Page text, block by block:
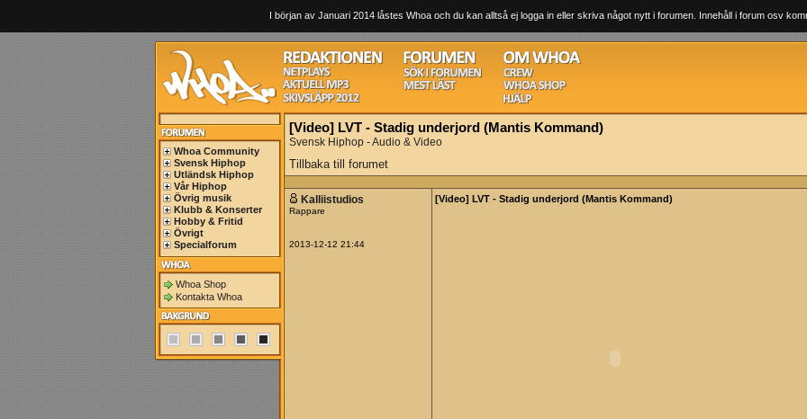
I början av Januari 2014 låstes Whoa och du kan alltså ej logga in eller skriva något nytt i forumen. Innehåll i forum osv
Whoa Community
Svensk Hiphop
Utländsk Hiphop
Vår Hiphop
Övrig musik
Klubb & Konserter
Hobby & Fritid
Övrigt
Specialforum
Whoa Shop
Kontakta Whoa
[Video] LVT - Stadig underjord (Mantis Kommand)
Svensk Hiphop - Audio & Video
Tillbaka till forumet
Kalliistudios
Rappare
2013-12-12 21:44
[Video] LVT - Stadig underjord (Mantis Kommand)